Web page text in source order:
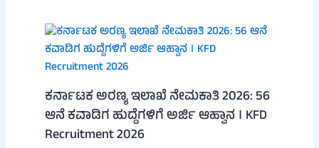
ಕರ್ನಾಟಕ ಅರಣ್ಯ ಇಲಾಖೆ ನೇಮಕಾತಿ 2026: 56
ಆನೆ ಕವಾಡಿಗ ಹುದ್ದೆಗಳಿಗೆ ಅರ್ಜಿ ಆಹ್ವಾನ । KFD
Recruitment 2026